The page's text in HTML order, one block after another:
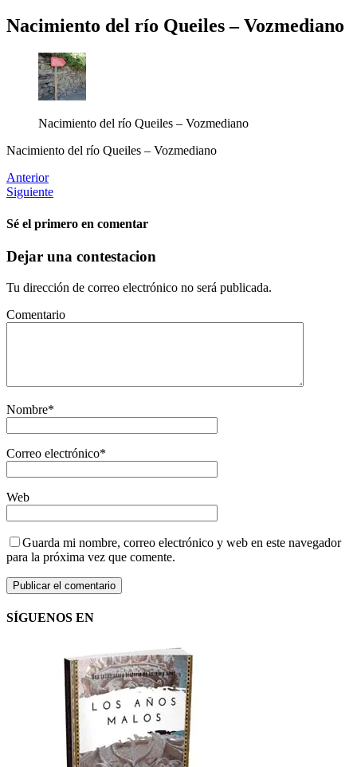
Nacimiento del río Queiles – Vozmediano
Nacimiento del río Queiles – Vozmediano
Nacimiento del río Queiles – Vozmediano
Anterior
Siguiente
Sé el primero en comentar
Dejar una contestacion
Tu dirección de correo electrónico no será publicada.
Comentario
Nombre*
Correo electrónico*
Web
Guarda mi nombre, correo electrónico y web en este navegador
para la próxima vez que comente.
SÍGUENOS EN